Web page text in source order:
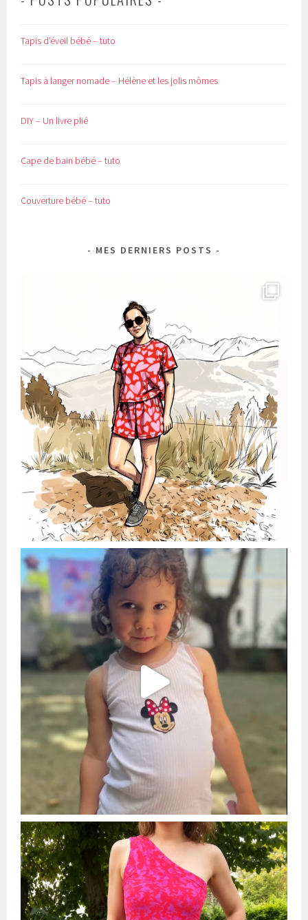
Tapis d’éveil bébé – tuto
Tapis à langer nomade – Hélène et les jolis mômes
DIY – Un livre plié
Cape de bain bébé – tuto
Couverture bébé – tuto
MES DERNIERS POSTS